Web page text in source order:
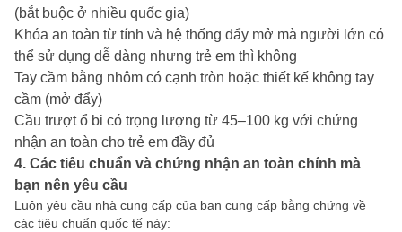
(bắt buộc ở nhiều quốc gia)
Khóa an toàn từ tính và hệ thống đẩy mở mà người lớn có
thể sử dụng dễ dàng nhưng trẻ em thì không
Tay cầm bằng nhôm có cạnh tròn hoặc thiết kế không tay
cầm (mở đẩy)
Cầu trượt ổ bi có trọng lượng từ 45–100 kg với chứng
nhận an toàn cho trẻ em đầy đủ
4. Các tiêu chuẩn và chứng nhận an toàn chính mà
bạn nên yêu cầu
Luôn yêu cầu nhà cung cấp của bạn cung cấp bằng chứng về
các tiêu chuẩn quốc tế này: